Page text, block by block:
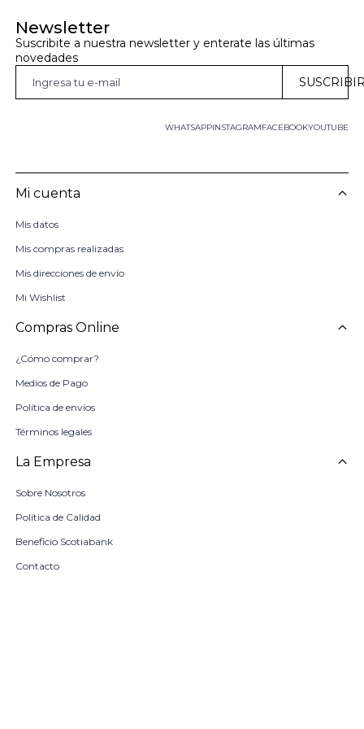
Newsletter
Suscribite a nuestra newsletter y enterate las últimas
novedades
WHATSAPP FACEBOOKYOUTUBE
INSTAGRAM
Mi cuenta
Mis datos
Mis compras realizadas
Mis direcciones de envío
Mi Wishlist
Compras Online
¿Cómo comprar?
Medios de Pago
Política de envíos
Términos legales
La Empresa
Sobre Nosotros
Política de Calidad
Beneficio Scotiabank
Contacto